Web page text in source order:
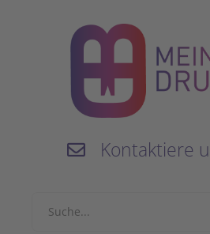
Kontaktiere